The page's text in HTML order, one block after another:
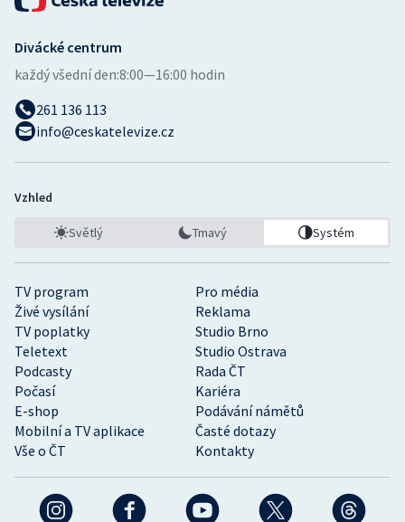
TV program
Pro média
Živé vysílání
Reklama
TV poplatky
Studio Brno
Teletext
Studio Ostrava
Podcasty
Rada ČT
Počasí
Kariéra
E-shop
Podávání námětů
Mobilní a TV aplikace
Časté dotazy
Vše o ČT
Kontakty
Divácké centrum
každý všední den:8:00—16:00 hodin
261 136 113
info@ceskatelevize.cz
Vzhled
Světlý Tmavý Systém